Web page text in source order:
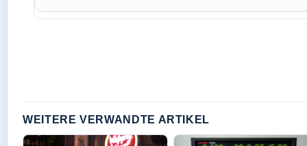
WEITERE VERWANDTE ARTIKEL